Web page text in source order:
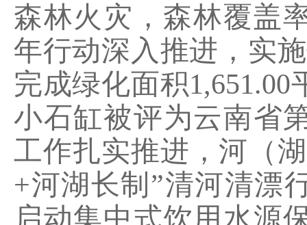
森林火灾，森林覆盖
年行动深入推进，实
完成绿化面积1,651.00
小石缸被评为云南省
工作扎实推进，河（
+河湖长制”清河清漂
启动集中式饮用水源